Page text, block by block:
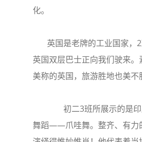
化。
英国是老牌的工业国家，2
英国双层巴士正向我们驶来。
美称的英国，旅游胜地也美不
初二3班所展示的是印
舞蹈——爪哇舞。整齐、有力